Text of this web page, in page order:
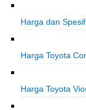
Harga dan
Harga Toyota
Harga Toyota